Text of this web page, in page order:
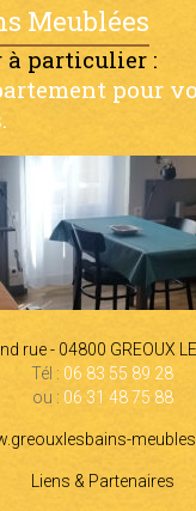
Meublées
à particulier :
pour
rue - 04800 GREOUX
Tél : 06 83 55 89 28
ou : 06 31 48 75 88
Liens & Partenaires